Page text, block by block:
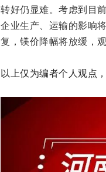
转好仍显难。考虑到目
企业生产、运输的影响
复，镁价降幅将放缓，
以上仅为编者个人观点